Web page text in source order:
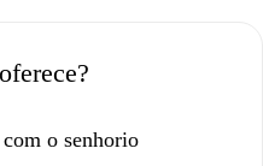
o senhorio